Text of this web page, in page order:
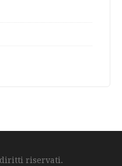
riservati.